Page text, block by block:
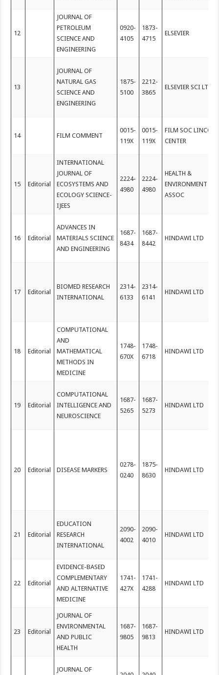
12
JOURNAL OF
PETROLEUM
SCIENCE AND
ENGINEERING
0920-
4105
1873-
4715
ELSEVIER
13
JOURNAL OF
NATURAL GAS
SCIENCE AND
ENGINEERING
1875-
5100
2212-
3865
ELSEVIER SCI LTD
14 FILM COMMENT
0015-
119X
0015-
119X
FILM SOC
CENTER
15 Editorial
INTERNATIONAL
JOURNAL OF
ECOSYSTEMS AND
ECOLOGY SCIENCE-
IJEES
2224-
4980
2224-
4980
HEALTH &
ENVIRONMENT
ASSOC
16 Editorial
ADVANCES IN
MATERIALS SCIENCE
AND ENGINEERING
1687-
8434
1687-
8442
HINDAWI LTD
17 Editorial
BIOMED RESEARCH
INTERNATIONAL
2314-
6133
2314-
6141
HINDAWI LTD
18 Editorial
COMPUTATIONAL
AND
MATHEMATICAL
METHODS IN
MEDICINE
1748-
670X
1748-
6718
HINDAWI LTD
19 Editorial
COMPUTATIONAL
INTELLIGENCE AND
NEUROSCIENCE
1687-
5265
1687-
5273
HINDAWI LTD
20 Editorial DISEASE MARKERS
0278-
0240
1875-
8630
HINDAWI LTD
21 Editorial
EDUCATION
RESEARCH
INTERNATIONAL
2090-
4002
2090-
4010
HINDAWI LTD
22 Editorial
EVIDENCE-BASED
COMPLEMENTARY
AND ALTERNATIVE
MEDICINE
1741-
427X
1741-
4288
HINDAWI LTD
23 Editorial
JOURNAL OF
ENVIRONMENTAL
AND PUBLIC
HEALTH
1687-
9805
1687-
9813
HINDAWI LTD
JOURNAL OF